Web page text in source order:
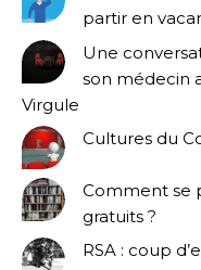
partir en
Une
son médecin
Virgule
Cultures du
Comment se
gratuits ?
RSA : coup